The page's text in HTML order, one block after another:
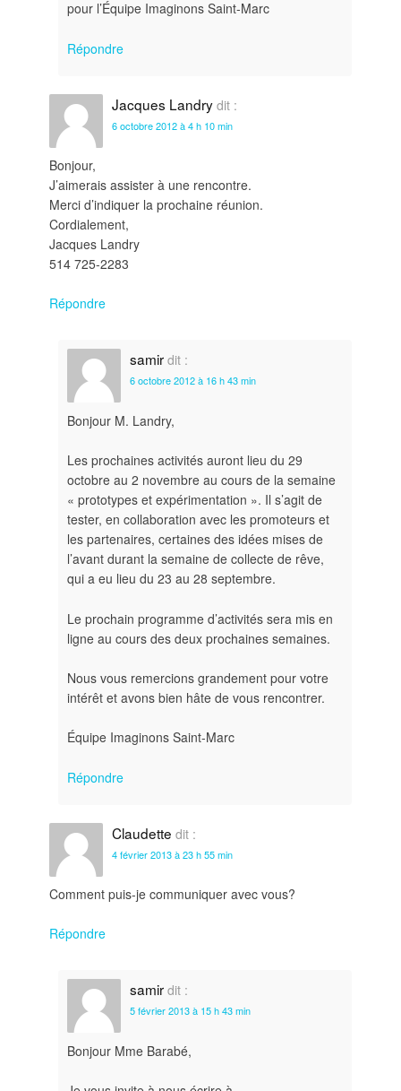
pour l’Équipe Imaginons Saint-Marc
Répondre
Jacques Landry dit :
6 octobre 2012 à 4 h 10 min
Bonjour,
J’aimerais assister à une rencontre.
Merci d’indiquer la prochaine réunion.
Cordialement,
Jacques Landry
514 725-2283
Répondre
samir dit :
6 octobre 2012 à 16 h 43 min
Bonjour M. Landry,
Les prochaines activités auront lieu du 29
octobre au 2 novembre au cours de la semaine
« prototypes et expérimentation ». Il s’agit de
tester, en collaboration avec les promoteurs et
les partenaires, certaines des idées mises de
l’avant durant la semaine de collecte de rêve,
qui a eu lieu du 23 au 28 septembre.
Le prochain programme d’activités sera mis en
ligne au cours des deux prochaines semaines.
Nous vous remercions grandement pour votre
intérêt et avons bien hâte de vous rencontrer.
Équipe Imaginons Saint-Marc
Répondre
Claudette dit :
4 février 2013 à 23 h 55 min
Comment puis-je communiquer avec vous?
Répondre
samir dit :
5 février 2013 à 15 h 43 min
Bonjour Mme Barabé,